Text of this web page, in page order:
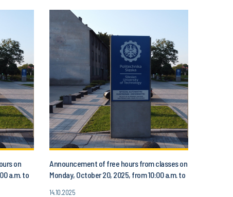
on
a.m. to
Announcement of free hours from classes on
Monday, October 20, 2025, from 10:00 a.m. to
14.10.2025